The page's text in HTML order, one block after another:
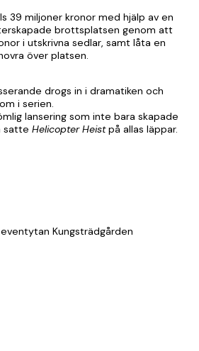
39 miljoner kronor med hjälp av en
brottsplatsen genom att
i utskrivna sedlar, samt låta en
över platsen.
drogs in i dramatiken och
i serien.
lansering som inte bara skapade
satteHelicopter Heistpå allas läppar.
Kungsträdgården